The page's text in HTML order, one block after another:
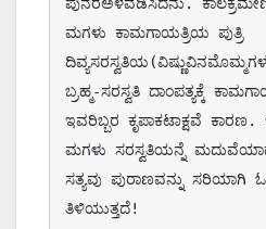
ಮಗಳು ಕಾಮಗಾಯತ್ರಿಯ ಪುತ್ರಿ
ಬ್ರಹ್ಮ-ಸರಸ್ವತಿ ದಾಂಪತ್ಯಕ್ಕೆ
ಇವರಿಬ್ಬರ ಕೃಪಾಕಟಾಕ್ಷವೆ ಕಾರಣ.
ಮಗಳು ಸರಸ್ವತಿಯನ್ನೆ
ಸತ್ಯವು ಪುರಾಣವನ್ನು ಸರಿಯಾಗಿ
ತಿಳಿಯುತ್ತದೆ!